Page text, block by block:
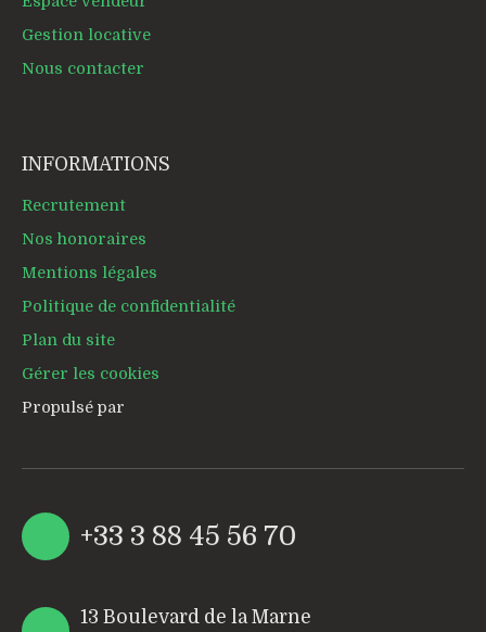
Gestion locative
Nous contacter
INFORMATIONS
Recrutement
Nos honoraires
Mentions légales
Politique de confidentialité
Plan du site
Gérer les cookies
Propulsé par
+33 3 88 45 56 70
13 Boulevard de la Marne